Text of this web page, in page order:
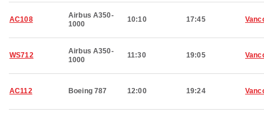
AC108
Airbus A350-
1000
10:10 17:45
WS712
Airbus A350-
1000
11:30 19:05
AC112 Boeing 787 12:00 19:24